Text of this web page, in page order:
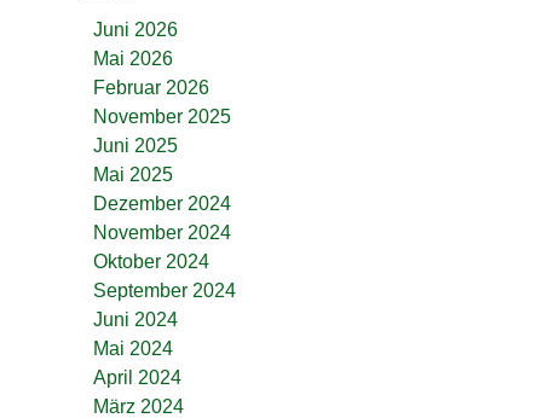
Juni 2026
Mai 2026
Februar 2026
November 2025
Juni 2025
Mai 2025
Dezember 2024
November 2024
Oktober 2024
September 2024
Juni 2024
Mai 2024
April 2024
März 2024